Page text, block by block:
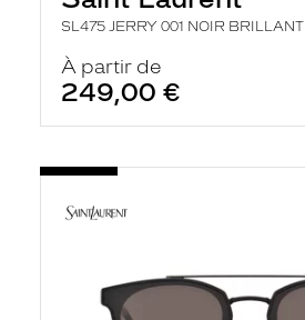
SL475 JERRY 001 NOIR BRILLANT
À partir de
249,00 €